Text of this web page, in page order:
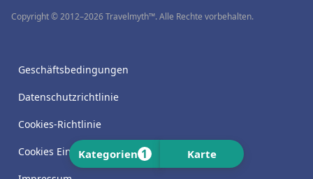
Kategorien 1 Karte
Copyright © 2012–2026 Travelmyth™. Alle Rechte vorbehalten.
Geschäftsbedingungen
Datenschutzrichtlinie
Cookies-Richtlinie
Cookies Einstellungen